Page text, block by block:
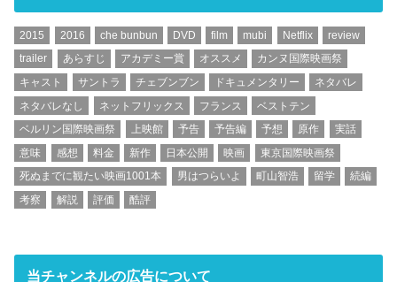
2015 2016 che bunbun DVD film mubi Netflix
review
trailer
あらすじ アカデミー賞 オススメ
カンヌ国際映画祭
キャスト
サントラ チェブンブン ドキュメンタリー
ネタバレ
ネタバレなし
ネットフリックス フランス
ベストテン
ベルリン国際映画祭
上映館 予告 予告編 予想 原作
実話
意味
感想 料金 新作 日本公開 映画
東京国際映画祭
死ぬまでに観たい映画1001本
男はつらいよ 町山智浩 留学
続編
考察
解説 評価 酷評
当チャンネルの広告について